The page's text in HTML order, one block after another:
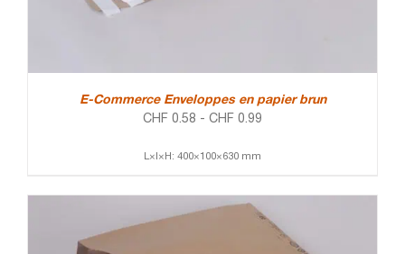
E-Commerce Enveloppes en papier brun
CHF 0.58 - CHF 0.99
L×l×H: 400×100×630 mm